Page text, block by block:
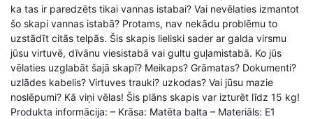
ka tas ir paredzēts tikai vannas istabai? Vai nevēlaties izmantot
šo skapi vannas istabā? Protams, nav nekādu problēmu to
uzstādīt citās telpās. Šis skapis lieliski sader ar galda virsmu
jūsu virtuvē, dīvānu viesistabā vai gultu guļamistabā. Ko jūs
vēlaties uzglabāt šajā skapī? Meikaps? Grāmatas? Dokumenti?
uzlādes kabelis? Virtuves trauki? uzkodas? Vai jūsu mazie
noslēpumi? Kā viņi vēlas! Šis plāns skapis var izturēt līdz 15 kg!
Produkta informācija: – Krāsa: Matēta balta – Materiāls: E1